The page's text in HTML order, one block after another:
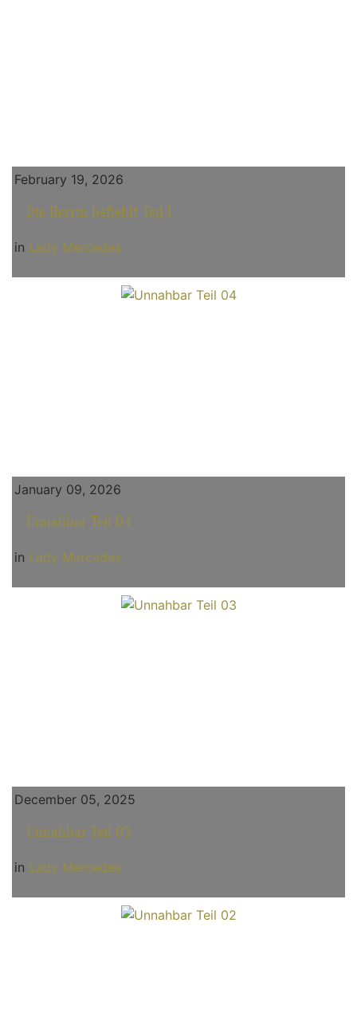
February 19, 2026
Die Herrin befiehlt Teil 1
in Lady Mercedes
January 09, 2026
Unnahbar Teil 04
in Lady Mercedes
December 05, 2025
Unnahbar Teil 03
in Lady Mercedes